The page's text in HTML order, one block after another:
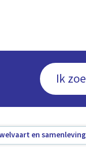
en samenleving